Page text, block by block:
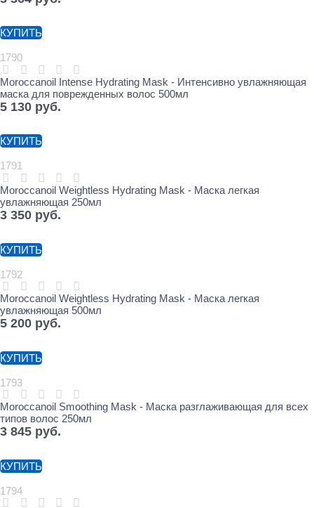
КУПИТЬ
1790
Moroccanoil Intense Hydrating Mask - Интенсивно увлажняющая
маска для поврежденных волос 500мл
5 130 руб.
КУПИТЬ
1791
Moroccanoil Weightless Hydrating Mask - Маска легкая
увлажняющая 250мл
3 350 руб.
КУПИТЬ
1792
Moroccanoil Weightless Hydrating Mask - Маска легкая
увлажняющая 500мл
5 200 руб.
КУПИТЬ
1793
Moroccanoil Smoothing Mask - Маска разглаживающая для всех
типов волос 250мл
3 845 руб.
КУПИТЬ
1794